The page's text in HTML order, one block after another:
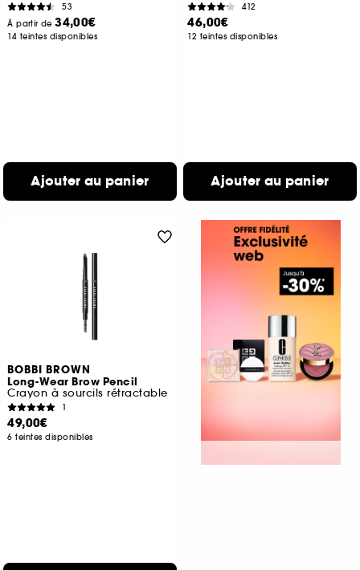
53
À partir de34,00€
14 teintes disponibles
Ajouter au panier
412
46,00€
12 teintes disponibles
Ajouter au panier
BOBBI BROWN
Long-Wear Brow Pencil
Crayon à sourcils rétractable
1
49,00€
6 teintes disponibles